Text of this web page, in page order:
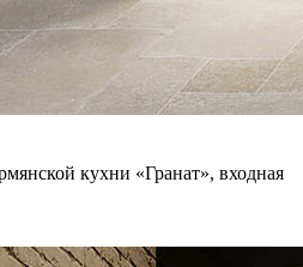
кухни «Гранат», входная